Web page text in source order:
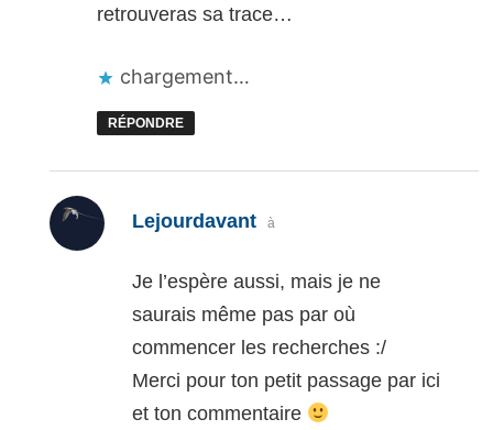
retrouveras sa trace…
chargement…
RÉPONDRE
Lejourdavant dit :
à
Je l’espère aussi, mais je ne
saurais même pas par où
commencer les recherches :/
Merci pour ton petit passage par ici
et ton commentaire